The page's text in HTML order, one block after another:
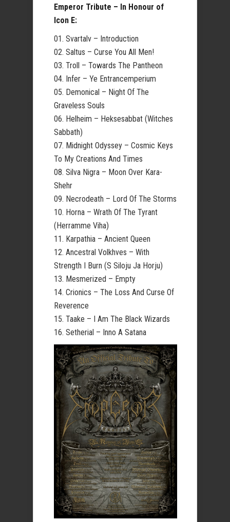
Emperor Tribute – In Honour of
Icon E:
01. Svartalv – Introduction
02. Saltus – Curse You All Men!
03. Troll – Towards The Pantheon
04. Infer – Ye Entrancemperium
05. Demonical – Night Of The
Graveless Souls
06. Helheim – Heksesabbat (Witches
Sabbath)
07. Midnight Odyssey – Cosmic Keys
To My Creations And Times
08. Silva Nigra – Moon Over Kara-
Shehr
09. Necrodeath – Lord Of The Storms
10. Horna – Wrath Of The Tyrant
(Herramme Viha)
11. Karpathia – Ancient Queen
12. Ancestral Volkhves – With
Strength I Burn (S Siloju Ja Horju)
13. Mesmerized – Empty
14. Crionics – The Loss And Curse Of
Reverence
15. Taake – I Am The Black Wizards
16. Setherial – Inno A Satana